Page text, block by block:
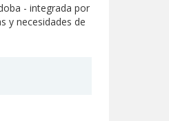
- integrada por
y necesidades de